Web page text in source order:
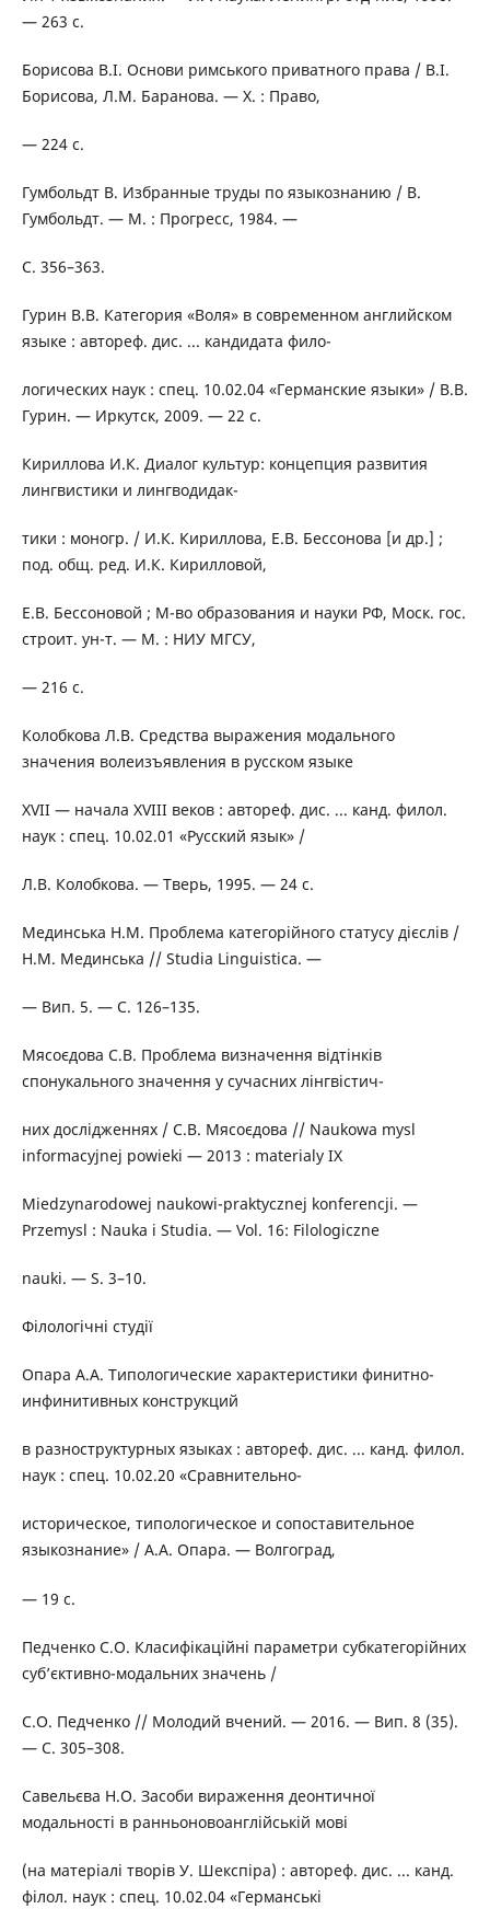
— 263 с.
Борисова В.І. Основи римського приватного права / В.І.
Борисова, Л.М. Баранова. — Х. : Право,
— 224 с.
Гумбольдт В. Избранные труды по языкознанию / В.
Гумбольдт. — М. : Прогресс, 1984. —
С. 356–363.
Гурин В.В. Категория «Воля» в современном английском
языке : автореф. дис. ... кандидата фило-
логических наук : спец. 10.02.04 «Германские языки» / В.В.
Гурин. — Иркутск, 2009. — 22 с.
Кириллова И.К. Диалог культур: концепция развития
лингвистики и лингводидак-
тики : моногр. / И.К. Кириллова, Е.В. Бессонова [и др.] ;
под. общ. ред. И.К. Кирилловой,
Е.В. Бессоновой ; М-во образования и науки РФ, Моск. гос.
строит. ун-т. — М. : НИУ МГСУ,
— 216 с.
Колобкова Л.В. Средства выражения модального
значения волеизъявления в русском языке
XVII — начала XVIII веков : автореф. дис. ... канд. филол.
наук : спец. 10.02.01 «Русский язык» /
Л.В. Колобкова. — Тверь, 1995. — 24 с.
Мединська Н.М. Проблема категорійного статусу дієслів /
Н.М. Мединська // Studia Linguistica. —
— Вип. 5. — С. 126–135.
Мясоєдова С.В. Проблема визначення відтінків
спонукального значення у сучасних лінгвістич-
них дослідженнях / С.В. Мясоєдова // Naukowa mysl
informacyjnej powieki — 2013 : materialy IX
Miedzynarodowej naukowi-praktycznej konferencji. —
Przemysl : Nauka i Studia. — Vol. 16: Filologiczne
nauki. — S. 3–10.
Філологічні студії
Опара А.А. Типологические характеристики финитно-
инфинитивных конструкций
в разноструктурных языках : автореф. дис. ... канд. филол.
наук : спец. 10.02.20 «Сравнительно-
историческое, типологическое и сопоставительное
языкознание» / А.А. Опара. — Волгоград,
— 19 с.
Педченко С.О. Класифікаційні параметри субкатегорійних
суб’єктивно-модальних значень /
С.О. Педченко // Молодий вчений. — 2016. — Вип. 8 (35).
— С. 305–308.
Савельєва Н.О. Засоби вираження деонтичної
модальності в ранньоновоанглійській мові
(на матеріалі творів У. Шекспіра) : автореф. дис. ... канд.
філол. наук : спец. 10.02.04 «Германські